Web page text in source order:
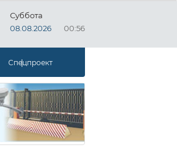
Суббота
08.08.2026
00:56
Спецпроект